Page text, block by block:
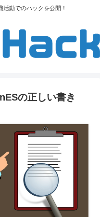
動でのハックを公開！
の正しい書き